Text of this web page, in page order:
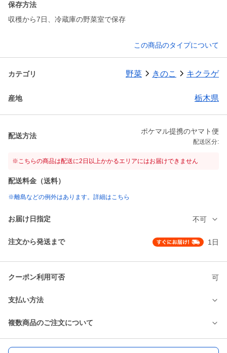
保存方法
収穫から7日、冷蔵庫の野菜室で保存
この商品のタイプについて
カテゴリ 野菜 きのこ キクラゲ
産地 栃木県
配送方法
ポケマル提携のヤマト便
配送区分:
※こちらの商品は配送に2日以上かかるエリアにはお届けできません
配送料金（送料）
※離島などの例外はあります。詳細はこちら
お届け日指定 不可
注文から発送まで 1日
クーポン利用可否 可
支払い方法
複数商品のご注文について